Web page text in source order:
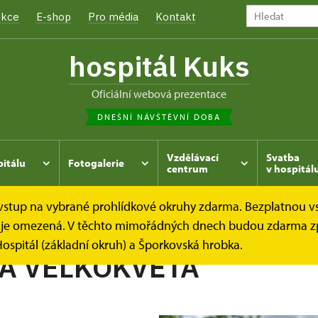
E-shop Pro média Kontakt
hospitál Kuks
oficiální webová prezentace
DNEŠNÍ NÁVŠTĚVNÍ DOBA
Fotogalerie
Vzdělávací
centrum
Svatba
v
na vybrané prohlídkové okruhy zdarma. Bezplatnou
omezená. V těchto mimořádných dnech budou zdarma
(základní okruh) a Šporkovská hrobka.
Kukský herbář - aneb co u nás roste... DIVIZNA
VELKOKVĚTÁ